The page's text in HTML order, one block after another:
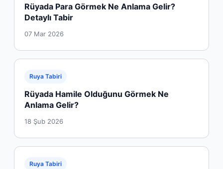
Rüyada Para Görmek Ne Anlama Gelir?
Detaylı Tabir
07 Mar 2026
Ruya Tabiri
Rüyada Hamile Olduğunu Görmek Ne
Anlama Gelir?
18 Şub 2026
Ruya Tabiri